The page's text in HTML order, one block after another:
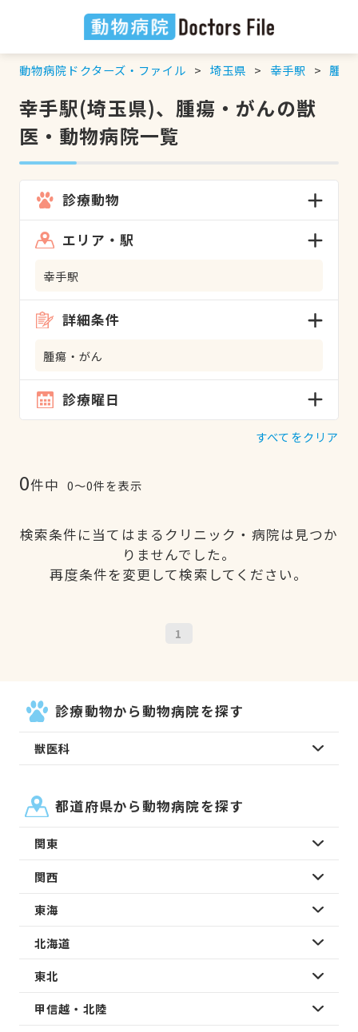
動物病院ドクターズ・ファイル 埼玉県 幸手駅 腫瘍
幸手駅(埼玉県)、腫瘍・がんの獣
医・動物病院一覧
診療動物
エリア・駅
幸手駅
詳細条件
腫瘍・がん
診療曜日
すべてをクリア
0件中 0〜0件を表示
検索条件に当てはまるクリニック・病院は見つか
りませんでした。
再度条件を変更して検索してください。
1
診療動物から動物病院を探す
獣医科
都道府県から動物病院を探す
関東
関西
東海
北海道
東北
甲信越・北陸